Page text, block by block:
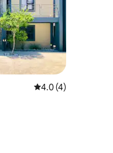
從 4 則評價中獲得
4.0 (4)